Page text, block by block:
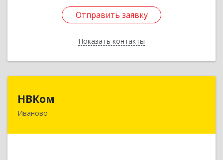
Отправить заявку
Показать контакты
Отправить заявку
Назад
НВКом
Иваново
153000, Ивановская обл, Иваново г, Аптечный